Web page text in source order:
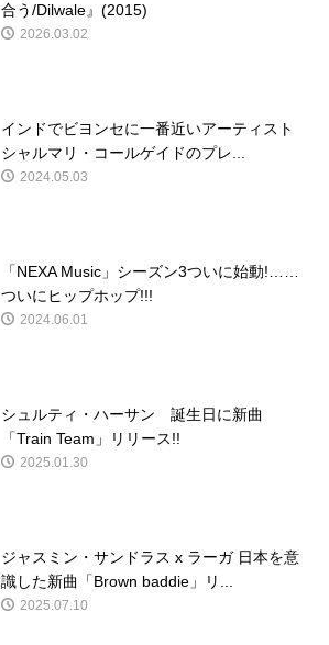
合う/Dilwale』(2015)
2026.03.02
インドでビヨンセに一番近いアーティスト
シャルマリ・コールゲイドのプレ...
2024.05.03
「NEXA Music」シーズン3ついに始動!……
ついにヒップホップ!!!
2024.06.01
シュルティ・ハーサン 誕生日に新曲
「Train Team」リリース!!
2025.01.30
ジャスミン・サンドラス x ラーガ 日本を意
識した新曲「Brown baddie」リ...
2025.07.10